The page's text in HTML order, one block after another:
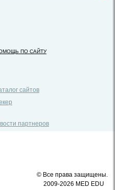
ПО САЙТУ
сайтов
партнеров
© Все права защищены.
2009-2026 MED EDU